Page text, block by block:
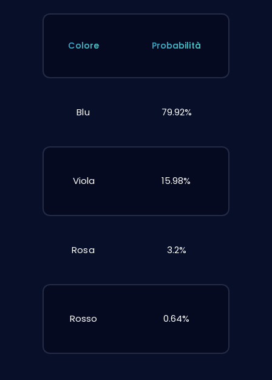
Colore Probabilità
Blu 79.92%
Viola 15.98%
Rosa 3.2%
Rosso 0.64%